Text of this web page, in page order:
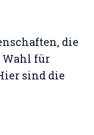
die
Wahl für
sind die